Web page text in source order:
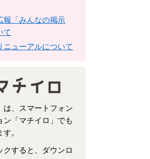
報「みんなの掲示
て
ニューアルについて
は、スマートフォン
ン「マチイロ」でも
。
クすると、ダウンロ